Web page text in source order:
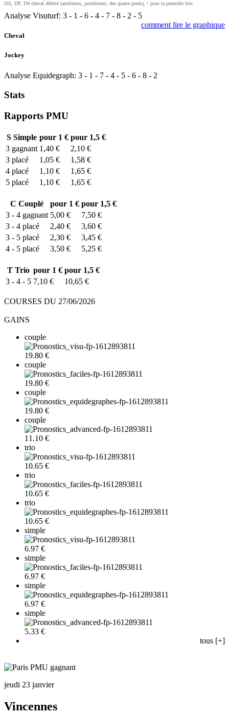
DA, DP, D4 cheval déferré (antérieurs, postérieurs, des quatre pieds), • pour la première fois.
Analyse Visuturf: 3 - 1 - 6 - 4 - 7 - 8 - 2 - 5
comment lire le graphique
Cheval
Jockey
Analyse Equidegraph: 3 - 1 - 7 - 4 - 5 - 6 - 8 - 2
Stats
Rapports PMU
SSimple pour 1 € pour 1,5 €
3 gagnant 1,40 €
2,10 €
3 placé 1,05 €
1,58 €
4 placé 1,10 €
1,65 €
5 placé 1,10 € 1,65 €
C Couplé pour 1 € pour 1,5 €
3 - 4 gagnant 5,00 €
7,50 €
3 - 4 placé 2,40 €
3,60 €
3 - 5 placé 2,30 €
3,45 €
4 - 5 placé 3,50 € 5,25 €
T Trio pour 1 € pour 1,5 €
3 - 4 - 5 7,10 € 10,65 €
COURSES DU 27/06/2026
GAINS
couple
19.80 €
couple
19.80 €
couple
19.80 €
couple
11.10 €
trio
10.65 €
trio
10.65 €
trio
10.65 €
simple
6.97 €
simple
6.97 €
simple
6.97 €
simple
5.33 €
tous [+]
jeudi 23 janvier
Vincennes